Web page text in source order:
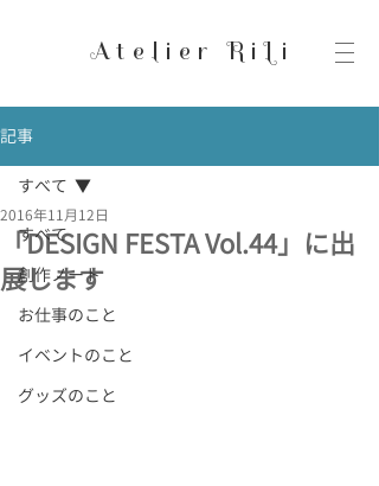
Atelier RiLi
記事
すべて
創作ノート
お仕事のこと
イベントのこと
グッズのこと
すべて
「DESIGN FESTA Vol.44」に出
展します
2016年11月12日